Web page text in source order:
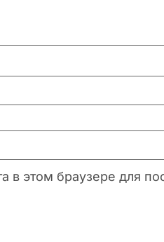
в этом браузере для